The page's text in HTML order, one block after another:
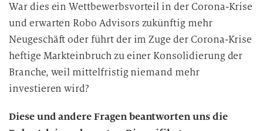
War dies ein Wettbewerbsvorteil in der Corona-Krise
und erwarten Robo Advisors zukünftig mehr
Neugeschäft oder führt der im Zuge der Corona-Krise
heftige Markteinbruch zu einer Konsolidierung der
Branche, weil mittelfristig niemand mehr
investieren wird?
Diese und andere Fragen beantworten uns die